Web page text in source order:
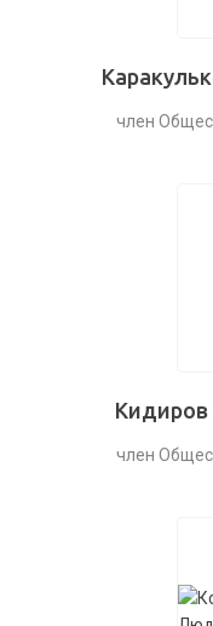
член
Кидиров
член